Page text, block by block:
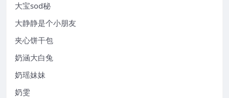
大宝sod秘
大静静是个小朋友
夹心饼干包
奶涵大白兔
奶瑶妹妹
奶雯